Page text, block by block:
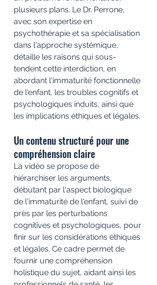
plusieurs plans. Le Dr. Perrone,
avec son expertise en
psychothérapie et sa spécialisation
dans l'approche systémique,
détaille les raisons qui sous-
tendent cette interdiction, en
abordant l'immaturité fonctionnelle
de l'enfant, les troubles cognitifs et
psychologiques induits, ainsi que
les implications éthiques et légales.
Un contenu structuré pour une
compréhension claire
La vidéo se propose de
hiérarchiser les arguments,
débutant par l'aspect biologique
de l'immaturité de l'enfant, suivi de
près par les perturbations
cognitives et psychologiques, pour
finir sur les considérations éthiques
et légales. Ce cadre permet de
fournir une compréhension
holistique du sujet, aidant ainsi les